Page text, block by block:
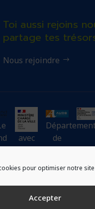
pour optimiser notre site
Accepter
Toi aussi rejoins
partage tes
Nous rejoindre
avec
du
ministère
chargé
de